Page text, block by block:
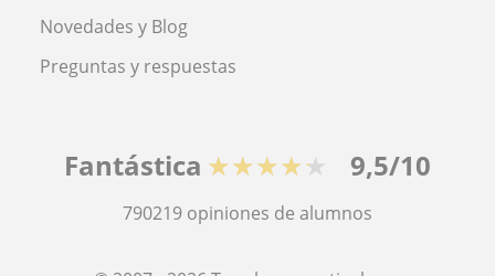
Novedades y Blog
Preguntas y respuestas
Fantástica ★★★★★ 9,5/10
790219 opiniones de alumnos